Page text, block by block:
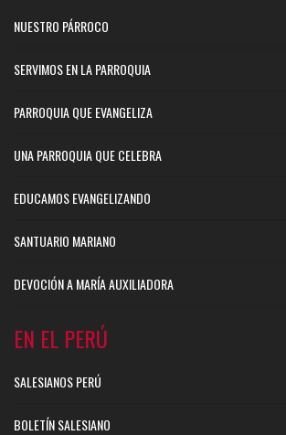
NUESTRO PÁRROCO
SERVIMOS EN LA PARROQUIA
PARROQUIA QUE EVANGELIZA
UNA PARROQUIA QUE CELEBRA
EDUCAMOS EVANGELIZANDO
SANTUARIO MARIANO
DEVOCIÓN A MARÍA AUXILIADORA
EN EL PERÚ
SALESIANOS PERÚ
BOLETÍN SALESIANO